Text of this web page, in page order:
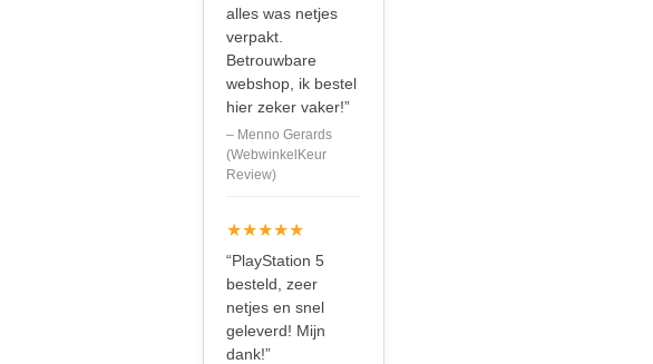
alles was netjes
verpakt.
Betrouwbare
webshop, ik bestel
hier zeker vaker!”
– Menno Gerards
(WebwinkelKeur
Review)
★★★★★
“PlayStation 5
besteld, zeer
netjes en snel
geleverd! Mijn
dank!”